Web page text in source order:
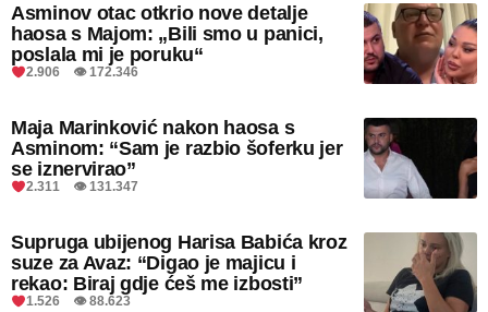
Asminov otac otkrio nove detalje
haosa s Majom: „Bili smo u panici,
poslala mi je poruku“
2.906 👁 172.346
Maja Marinković nakon haosa s
Asminom: “Sam je razbio šoferku jer
se iznervirao”
2.311 👁 131.347
Supruga ubijenog Harisa Babića kroz
suze za Avaz: “Digao je majicu i
rekao: Biraj gdje ćeš me izbosti”
1.526 👁 88.623